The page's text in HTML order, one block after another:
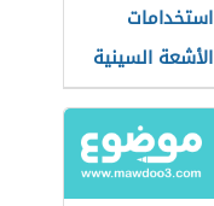
استخدامات
الأشعة السينية